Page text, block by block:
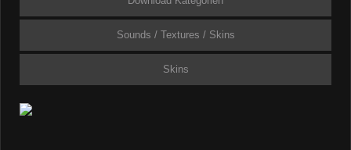
Sounds / Textures / Skins
Skins